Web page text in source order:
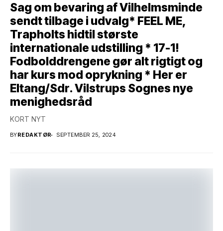
Sag om bevaring af Vilhelmsminde
sendt tilbage i udvalg* FEEL ME,
Trapholts hidtil største
internationale udstilling * 17-1!
Fodbolddrengene gør alt rigtigt og
har kurs mod oprykning * Her er
Eltang/Sdr. Vilstrups Sognes nye
menighedsråd
KORT NYT
BYREDAKTØR SEPTEMBER 25, 2024